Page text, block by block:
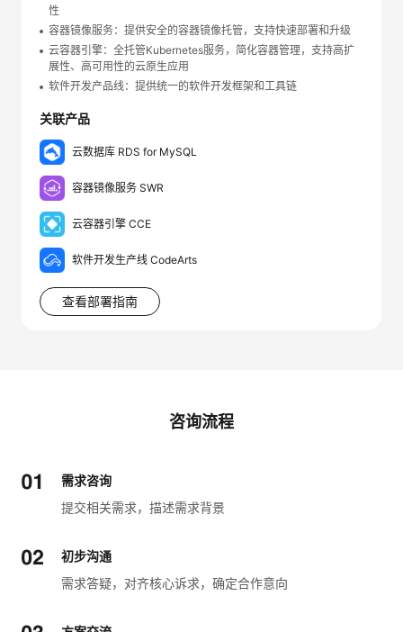
性
容器镜像服务：提供安全的容器镜像托管，支持快速部署和升级
云容器引擎：全托管Kubernetes服务，简化容器管理，支持高扩
展性、高可用性的云原生应用
软件开发产品线：提供统一的软件开发框架和工具链
关联产品
云数据库 RDS for MySQL
容器镜像服务 SWR
云容器引擎 CCE
软件开发生产线 CodeArts
查看部署指南
咨询流程
需求咨询
提交相关需求，描述需求背景
初步沟通
需求答疑，对齐核心诉求，确定合作意向